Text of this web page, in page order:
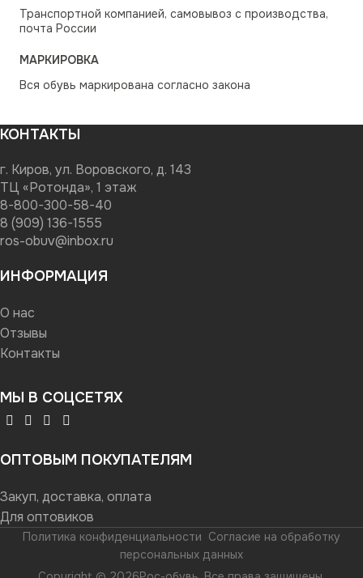
Транспортной компанией, самовывоз с производства,
почта России
МАРКИРОВКА
Вся обувь маркирована согласно закона
КОНТАКТЫ
г. Киров, ул. Воровского, д. 143
ТЦ «Ротонда», 1 этаж
8-800-300-58-40
8 (909) 136-1555
ros-obuv@inbox.ru
ИНФОРМАЦИЯ
О нас
Отзывы
Контакты
МЫ В СОЦСЕТЯХ
ОПТОВЫМ ПОКУПАТЕЛЯМ
Закуп, доставка, оплата
Для оптовиков
Политика конфиденциальности Согласие на обработку
персональных данных